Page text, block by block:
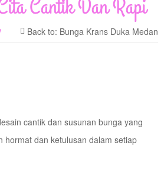
Cantik Dan Rapi
cantik dan susunan bunga yang
hormat dan ketulusan dalam setiap